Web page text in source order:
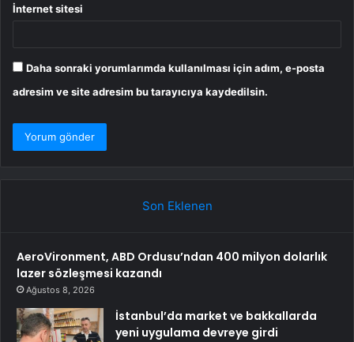
İnternet sitesi
Daha sonraki yorumlarımda kullanılması için adım, e-posta
adresim ve site adresim bu tarayıcıya kaydedilsin.
Son Eklenen
AeroVironment, ABD Ordusu’ndan 400 milyon dolarlık
lazer sözleşmesi kazandı
Ağustos 8, 2026
İstanbul’da market ve bakkallarda
yeni uygulama devreye girdi